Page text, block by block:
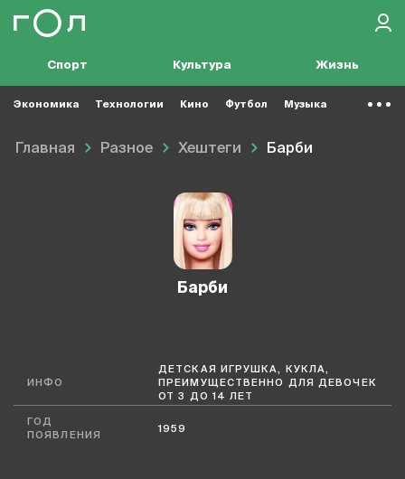
Спорт Культура Жизнь
Экономика Технологии Кино Футбол Музыка
Главная Разное Хештеги Барби
Барби
ИНФО
ДЕТСКАЯ ИГРУШКА, КУКЛА,
ПРЕИМУЩЕСТВЕННО ДЛЯ ДЕВОЧЕК
ОТ 3 ДО 14 ЛЕТ
ГОД
ПОЯВЛЕНИЯ
1959